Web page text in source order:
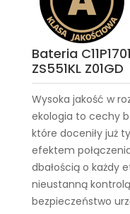
Bateria
ZS551KL Z01GD
Wysoka jakość w
ekologia to cechy
które doceniły już
efektem
dbałością o każdy
nieustanną
bezpieczeństwo